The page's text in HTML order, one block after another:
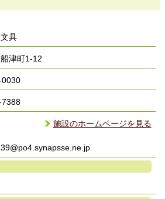
具
津町1-12
0030
7388
施設のホームページを見る